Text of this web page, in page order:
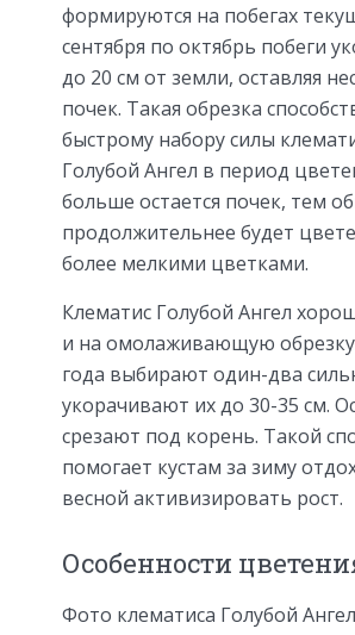
формируются на побегах
сентября по октябрь побеги
до 20 см от земли, оставляя
почек. Такая обрезка
быстрому набору силы
Голубой Ангел в период
больше остается почек, тем
продолжительнее будет
более мелкими цветками.
Клематис Голубой Ангел
и на омолаживающую
года выбирают один-два
укорачивают их до 30-35 см.
срезают под корень. Такой
помогает кустам за зиму
весной активизировать рост.
Особенности
Фото клематиса Голубой